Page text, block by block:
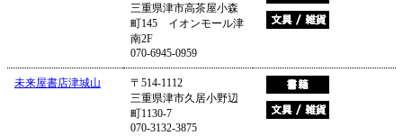
三重県津市高茶屋小森
町145 イオンモール津
南2F
070-6945-0959
未来屋書店津城山
〒514-1112
三重県津市久居小野辺
町1130-7
070-3132-3875